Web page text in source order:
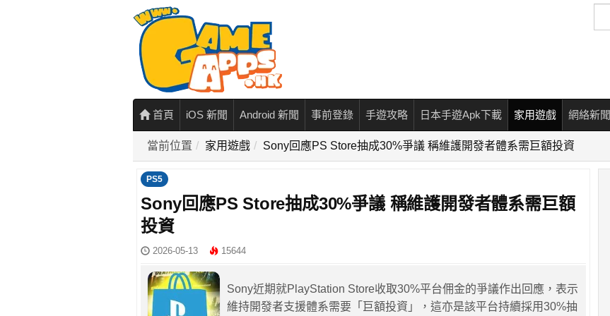
尋
首頁 iOS 新聞 Android 新聞 事前登錄 手遊攻略 日本手遊Apk下載 家用遊戲 網絡新聞
當前位置 家用遊戲 Sony回應PS Store抽成30%爭議 稱維護開發者體系需巨額投資
PS5
Sony回應PS Store抽成30%爭議 稱維護開發者體系需巨額
投資
2026-05-13 15644
Sony近期就PlayStation Store收取30%平台佣金的爭議作出回應，表示
維持開發者支援體系需要「巨額投資」，這亦是該平台持續採用30%抽